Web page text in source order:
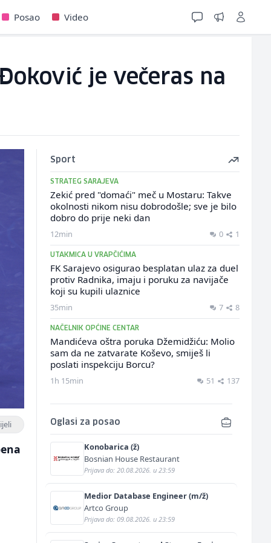
Posao Video
je večeras na
Sport
STRATEG SARAJEVA
Zekić pred "domaći" meč u Mostaru: Takve
okolnosti nikom nisu dobrodošle; sve je bilo
dobro do prije neki dan
12min 0 1
UTAKMICA U VRAPČIĆIMA
FK Sarajevo osigurao besplatan ulaz za duel
protiv Radnika, imaju i poruku za navijače
koji su kupili ulaznice
35min 7 8
NAČELNIK OPĆINE CENTAR
Mandićeva oštra poruka Džemidžiću: Molio
sam da ne zatvarate Koševo, smiješ li
poslati inspekciju Borcu?
1h 15min 51 137
Oglasi za posao
Konobarica (ž)
Bosnian House Restaurant
Prijava do: 20.08.2026. u 23:59
Medior Database Engineer (m/ž)
Artco Group
Prijava do: 09.08.2026. u 23:59